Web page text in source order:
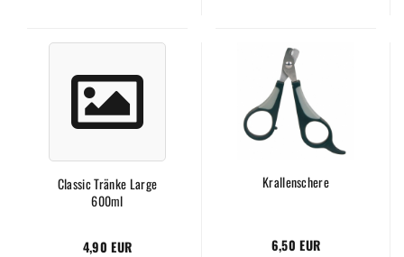
Classic Tränke Large
600ml
4,90 EUR
Krallenschere
6,50 EUR